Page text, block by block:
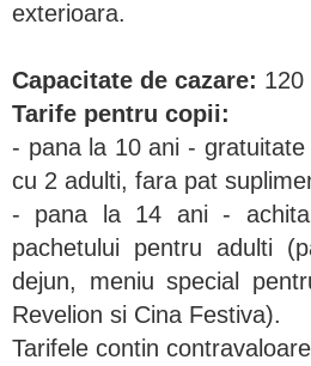
exterioara.
Capacitate de cazare: 120
Tarife pentru copii:
- pana la 10 ani -
cu 2 adulti, fara pat
- pana la 14 ani -
pachetului pentru adulti
dejun, meniu special
Revelion si Cina Festiva).
Tarifele contin